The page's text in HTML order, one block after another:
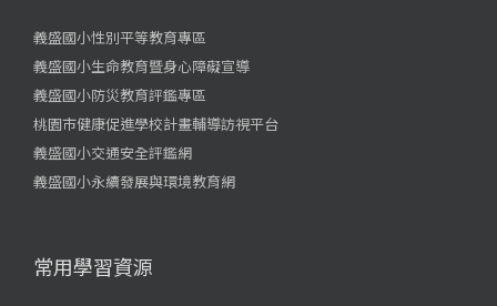
義盛國小性別平等教育專區
義盛國小生命教育暨身心障礙宣導
義盛國小防災教育評鑑專區
桃園市健康促進學校計畫輔導訪視平台
義盛國小交通安全評鑑網
義盛國小永續發展與環境教育網
常用學習資源